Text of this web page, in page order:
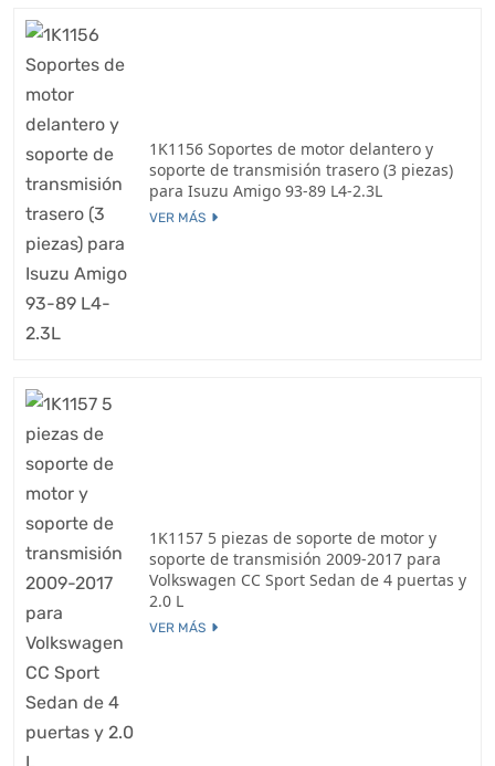
1K1156 Soportes de motor delantero y
soporte de transmisión trasero (3 piezas)
para Isuzu Amigo 93-89 L4-2.3L
VER MÁS
1K1157 5 piezas de soporte de motor y
soporte de transmisión 2009-2017 para
Volkswagen CC Sport Sedan de 4 puertas y
2.0 L
VER MÁS